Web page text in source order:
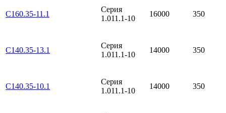
С160.35-11.1
Серия
1.011.1-10
16000 350
С140.35-13.1
Серия
1.011.1-10
14000 350
С140.35-10.1
Серия
1.011.1-10
14000 350